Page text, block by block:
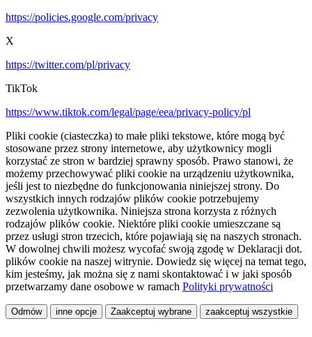
https://policies.google.com/privacy
X
https://twitter.com/pl/privacy
TikTok
https://www.tiktok.com/legal/page/eea/privacy-policy/pl
Pliki cookie (ciasteczka) to małe pliki tekstowe, które mogą być
stosowane przez strony internetowe, aby użytkownicy mogli
korzystać ze stron w bardziej sprawny sposób. Prawo stanowi, że
możemy przechowywać pliki cookie na urządzeniu użytkownika,
jeśli jest to niezbędne do funkcjonowania niniejszej strony. Do
wszystkich innych rodzajów plików cookie potrzebujemy
zezwolenia użytkownika. Niniejsza strona korzysta z różnych
rodzajów plików cookie. Niektóre pliki cookie umieszczane są
przez usługi stron trzecich, które pojawiają się na naszych stronach.
W dowolnej chwili możesz wycofać swoją zgodę w Deklaracji dot.
plików cookie na naszej witrynie. Dowiedz się więcej na temat tego,
kim jesteśmy, jak można się z nami skontaktować i w jaki sposób
przetwarzamy dane osobowe w ramach Polityki prywatności
Odmów inne opcje Zaakceptuj wybrane zaakceptuj wszystkie